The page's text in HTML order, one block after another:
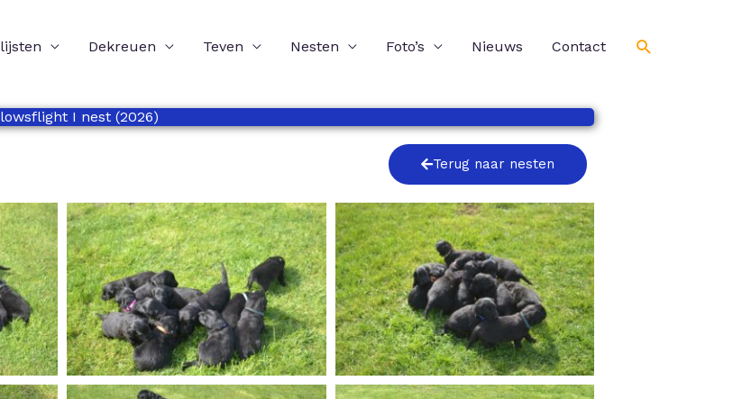
Dekreuen Teven Nesten Foto’s Nieuws Contact Zoeken
I nest (2026)
Terug naar nesten